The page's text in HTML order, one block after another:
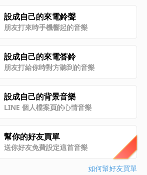
設成自己的來電鈴聲
朋友打來時手機響起的音樂
設成自己的來電答鈴
朋友打給你時對方聽到的音樂
設成自己的背景音樂
LINE 個人檔案頁的心情音樂
幫你的好友買單
送你好友免費設定這首音樂
如何幫好友買單